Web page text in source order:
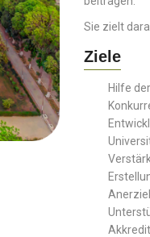
Sie zielt
Ziele
Hilfe